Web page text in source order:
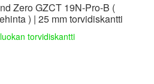
Zero GZCT 19N-Pro-B (
) | 25 mm torvidiskantti
torvidiskantti